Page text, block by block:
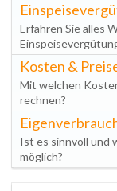
Erfahren Sie alles
Kosten &
Mit welchen
rechnen?
Ist es sinnvoll und
möglich?